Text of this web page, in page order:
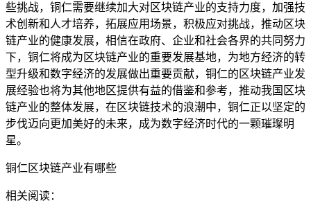
些挑战，铜仁需要继续加大对区块链产业的支持力度，加强技
术创新和人才培养，拓展应用场景，积极应对挑战，推动区块
链产业的健康发展，相信在政府、企业和社会各界的共同努力
下，铜仁将成为区块链产业的重要发展基地，为地方经济的转
型升级和数字经济的发展做出重要贡献，铜仁的区块链产业发
展经验也将为其他地区提供有益的借鉴和参考，推动我国区块
链产业的整体发展，在区块链技术的浪潮中，铜仁正以坚定的
步伐迈向更加美好的未来，成为数字经济时代的一颗璀璨明
星。
铜仁区块链产业有哪些
相关阅读：